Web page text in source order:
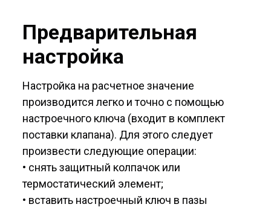
Предварительная
настройка
Настройка на расчетное значение
производится легко и точно с помощью
настроечного ключа (входит в комплект
поставки клапана). Для этого следует
произвести следующие операции:
• снять защитный колпачок или
термостатический элемент;
• вставить настроечный ключ в пазы